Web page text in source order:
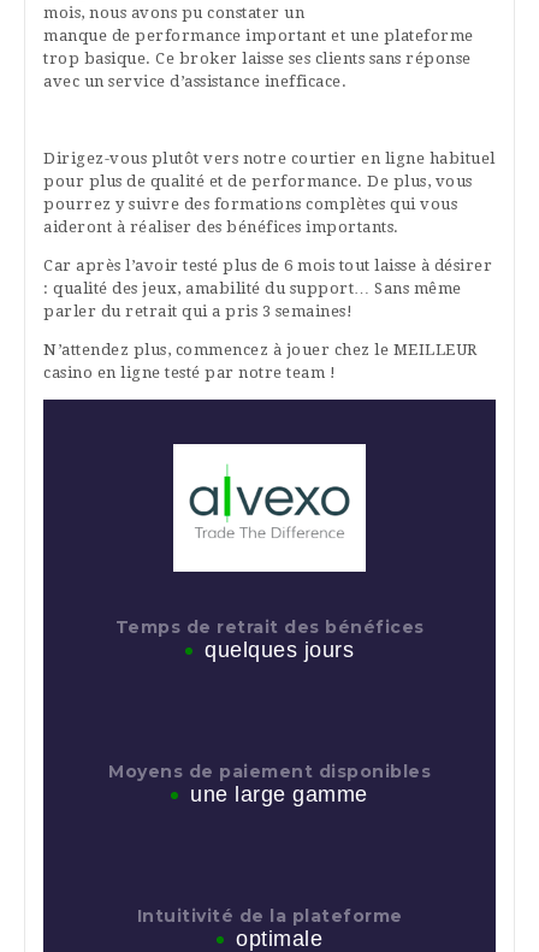
mois, nous avons pu constater un
manque de performance important et une plateforme
trop basique. Ce broker laisse ses clients sans réponse
avec un service d’assistance inefficace.
Dirigez-vous plutôt vers notre courtier en ligne habituel
pour plus de qualité et de performance. De plus, vous
pourrez y suivre des formations complètes qui vous
aideront à réaliser des bénéfices importants.
Car après l’avoir testé plus de 6 mois tout laisse à désirer
: qualité des jeux, amabilité du support… Sans même
parler du retrait qui a pris 3 semaines!
N’attendez plus, commencez à jouer chez le MEILLEUR
casino en ligne testé par notre team !
Temps de retrait des bénéfices
quelques jours
Moyens de paiement disponibles
une large gamme
Intuitivité de la plateforme
optimale